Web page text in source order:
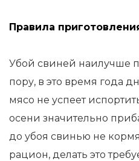
Правила
Убой свиней наилучше
пору, в это время года
мясо не успеет
осени значительно
до убоя свинью не
рацион, делать это